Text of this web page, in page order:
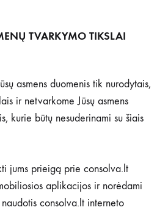
TVARKYMO TIKSLAI
asmens duomenis tik nurodytais,
ir netvarkome Jūsų asmens
kurie būtų nesuderinami su šiais
jums prieigą prie consolva.lt
aplikacijos ir norėdami
consolva.lt interneto